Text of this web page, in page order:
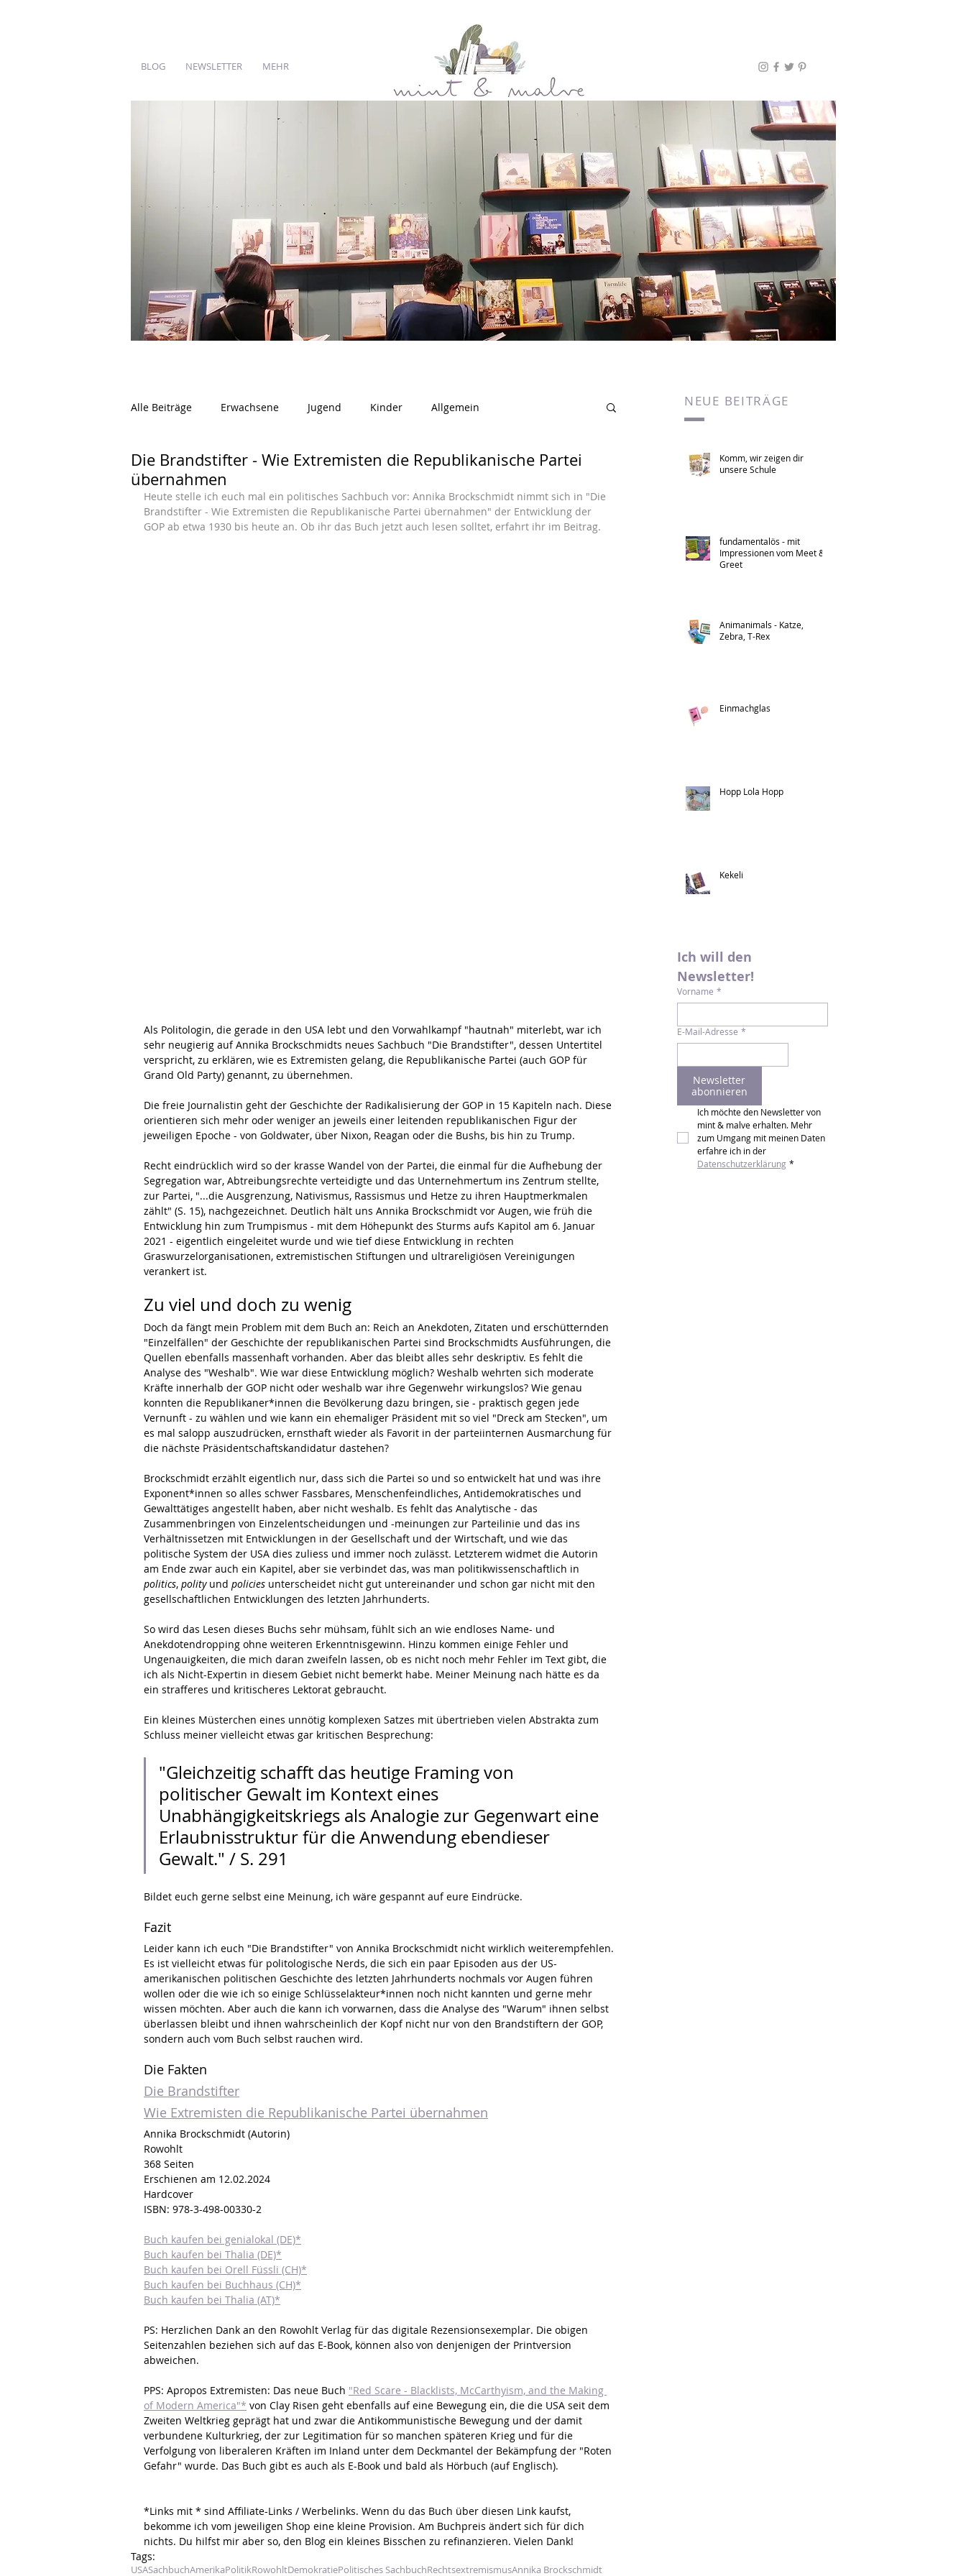
BLOG NEWSLETTER MEHR
Alle Beiträge Erwachsene Jugend Kinder Allgemein
Die Brandstifter - Wie Extremisten die Republikanische Partei
übernahmen
Heute stelle ich euch mal ein politisches Sachbuch vor: Annika Brockschmidt nimmt sich in "Die
Brandstifter - Wie Extremisten die Republikanische Partei übernahmen" der Entwicklung der
GOP ab etwa 1930 bis heute an. Ob ihr das Buch jetzt auch lesen solltet, erfahrt ihr im Beitrag.
Als Politologin, die gerade in den USA lebt und den Vorwahlkampf "hautnah" miterlebt, war ich
sehr neugierig auf Annika Brockschmidts neues Sachbuch "Die Brandstifter", dessen Untertitel
verspricht, zu erklären, wie es Extremisten gelang, die Republikanische Partei (auch GOP für
Grand Old Party) genannt, zu übernehmen.
Die freie Journalistin geht der Geschichte der Radikalisierung der GOP in 15 Kapiteln nach. Diese
orientieren sich mehr oder weniger an jeweils einer leitenden republikanischen Figur der
jeweiligen Epoche - von Goldwater, über Nixon, Reagan oder die Bushs, bis hin zu Trump.
Recht eindrücklich wird so der krasse Wandel von der Partei, die einmal für die Aufhebung der
Segregation war, Abtreibungsrechte verteidigte und das Unternehmertum ins Zentrum stellte,
zur Partei, "...die Ausgrenzung, Nativismus, Rassismus und Hetze zu ihren Hauptmerkmalen
zählt" (S. 15), nachgezeichnet. Deutlich hält uns Annika Brockschmidt vor Augen, wie früh die
Entwicklung hin zum Trumpismus - mit dem Höhepunkt des Sturms aufs Kapitol am 6. Januar
2021 - eigentlich eingeleitet wurde und wie tief diese Entwicklung in rechten
Graswurzelorganisationen, extremistischen Stiftungen und ultrareligiösen Vereinigungen
verankert ist.
Zu viel und doch zu wenig
Doch da fängt mein Problem mit dem Buch an: Reich an Anekdoten, Zitaten und erschütternden
"Einzelfällen" der Geschichte der republikanischen Partei sind Brockschmidts Ausführungen, die
Quellen ebenfalls massenhaft vorhanden. Aber das bleibt alles sehr deskriptiv. Es fehlt die
Analyse des "Weshalb". Wie war diese Entwicklung möglich? Weshalb wehrten sich moderate
Kräfte innerhalb der GOP nicht oder weshalb war ihre Gegenwehr wirkungslos? Wie genau
konnten die Republikaner*innen die Bevölkerung dazu bringen, sie - praktisch gegen jede
Vernunft - zu wählen und wie kann ein ehemaliger Präsident mit so viel "Dreck am Stecken", um
es mal salopp auszudrücken, ernsthaft wieder als Favorit in der parteiinternen Ausmarchung für
die nächste Präsidentschaftskandidatur dastehen?
Brockschmidt erzählt eigentlich nur, dass sich die Partei so und so entwickelt hat und was ihre
Exponent*innen so alles schwer Fassbares, Menschenfeindliches, Antidemokratisches und
Gewalttätiges angestellt haben, aber nicht weshalb. Es fehlt das Analytische - das
Zusammenbringen von Einzelentscheidungen und -meinungen zur Parteilinie und das ins
Verhältnissetzen mit Entwicklungen in der Gesellschaft und der Wirtschaft, und wie das
politische System der USA dies zuliess und immer noch zulässt. Letzterem widmet die Autorin
am Ende zwar auch ein Kapitel, aber sie verbindet das, was man politikwissenschaftlich in
politics, polity und policies unterscheidet nicht gut untereinander und schon gar nicht mit den
gesellschaftlichen Entwicklungen des letzten Jahrhunderts.
So wird das Lesen dieses Buchs sehr mühsam, fühlt sich an wie endloses Name- und
Anekdotendropping ohne weiteren Erkenntnisgewinn. Hinzu kommen einige Fehler und
Ungenauigkeiten, die mich daran zweifeln lassen, ob es nicht noch mehr Fehler im Text gibt, die
ich als Nicht-Expertin in diesem Gebiet nicht bemerkt habe. Meiner Meinung nach hätte es da
ein strafferes und kritischeres Lektorat gebraucht.
Ein kleines Müsterchen eines unnötig komplexen Satzes mit übertrieben vielen Abstrakta zum
Schluss meiner vielleicht etwas gar kritischen Besprechung:
"Gleichzeitig schafft das heutige Framing von
politischer Gewalt im Kontext eines
Unabhängigkeitskriegs als Analogie zur Gegenwart eine
Erlaubnisstruktur für die Anwendung ebendieser
Gewalt." / S. 291
Bildet euch gerne selbst eine Meinung, ich wäre gespannt auf eure Eindrücke.
Fazit
Leider kann ich euch "Die Brandstifter" von Annika Brockschmidt nicht wirklich weiterempfehlen.
Es ist vielleicht etwas für politologische Nerds, die sich ein paar Episoden aus der US-
amerikanischen politischen Geschichte des letzten Jahrhunderts nochmals vor Augen führen
wollen oder die wie ich so einige Schlüsselakteur*innen noch nicht kannten und gerne mehr
wissen möchten. Aber auch die kann ich vorwarnen, dass die Analyse des "Warum" ihnen selbst
überlassen bleibt und ihnen wahrscheinlich der Kopf nicht nur von den Brandstiftern der GOP,
sondern auch vom Buch selbst rauchen wird.
Die Fakten
Die Brandstifter
Wie Extremisten die Republikanische Partei übernahmen
Annika Brockschmidt (Autorin)
Rowohlt
368 Seiten
Erschienen am 12.02.2024
Hardcover
ISBN: 978-3-498-00330-2
Buch kaufen bei genialokal (DE)*
Buch kaufen bei Thalia (DE)*
Buch kaufen bei Orell Füssli (CH)*
Buch kaufen bei Buchhaus (CH)*
Buch kaufen bei Thalia (AT)*
PS: Herzlichen Dank an den Rowohlt Verlag für das digitale Rezensionsexemplar. Die obigen
Seitenzahlen beziehen sich auf das E-Book, können also von denjenigen der Printversion
abweichen.
PPS: Apropos Extremisten: Das neue Buch "Red Scare - Blacklists, McCarthyism, and the Making
of Modern America"* von Clay Risen geht ebenfalls auf eine Bewegung ein, die die USA seit dem
Zweiten Weltkrieg geprägt hat und zwar die Antikommunistische Bewegung und der damit
verbundene Kulturkrieg, der zur Legitimation für so manchen späteren Krieg und für die
Verfolgung von liberaleren Kräften im Inland unter dem Deckmantel der Bekämpfung der "Roten
Gefahr" wurde. Das Buch gibt es auch als E-Book und bald als Hörbuch (auf Englisch).
*Links mit * sind Affiliate-Links / Werbelinks. Wenn du das Buch über diesen Link kaufst,
bekomme ich vom jeweiligen Shop eine kleine Provision. Am Buchpreis ändert sich für dich
nichts. Du hilfst mir aber so, den Blog ein kleines Bisschen zu refinanzieren. Vielen Dank!
Tags:
USASachbuchAmerikaPolitikRowohltDemokratiePolitisches SachbuchRechtsextremismusAnnika Brockschmidt
NEUE BEITRÄGE
Komm, wir zeigen dir
unsere Schule
fundamentalös - mit
Impressionen vom Meet &
Greet
Animanimals - Katze,
Zebra, T-Rex
Einmachglas
Hopp Lola Hopp
Kekeli
Ich will den
Newsletter!
Vorname *
E-Mail-Adresse *
Newsletter
abonnieren
Ich möchte den Newsletter von
mint & malve erhalten. Mehr
zum Umgang mit meinen Daten
Datenschutzerklärung *